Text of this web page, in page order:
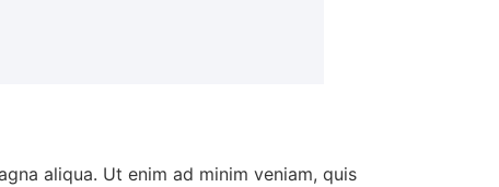
aliqua. Ut enim ad minim veniam, quis